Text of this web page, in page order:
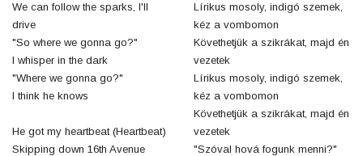
We can follow the sparks, I'll
drive
"So where we gonna go?"
I whisper in the dark
"Where we gonna go?"
I think he knows
He got my heartbeat (Heartbeat)
Skipping down 16th Avenue
Lírikus mosoly, indigó szemek,
kéz a vombomon
Követhetjük a szikrákat, majd én
vezetek
Lírikus mosoly, indigó szemek,
kéz a vombomon
Követhetjük a szikrákat, majd én
vezetek
"Szóval hová fogunk menni?"